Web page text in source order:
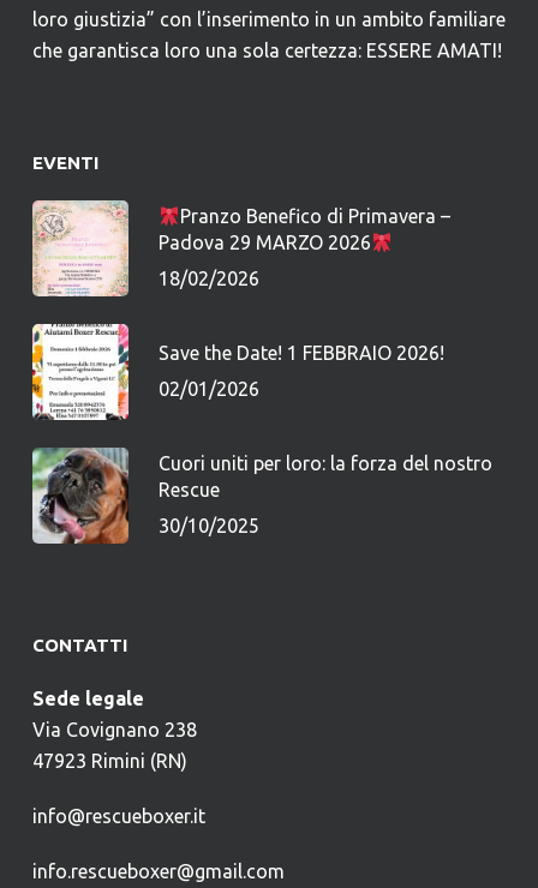
loro giustizia” con l’inserimento in un ambito familiare
che garantisca loro una sola certezza: ESSERE AMATI!
EVENTI
Pranzo Benefico di Primavera –
Padova 29 MARZO 2026
18/02/2026
Save the Date! 1 FEBBRAIO 2026!
02/01/2026
Cuori uniti per loro: la forza del nostro
Rescue
30/10/2025
CONTATTI
Sede legale
Via Covignano 238
47923 Rimini (RN)
info@rescueboxer.it
info.rescueboxer@gmail.com